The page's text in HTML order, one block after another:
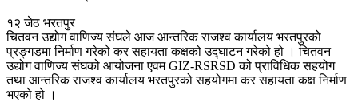
१२ जेठ भरतपुर
चितवन उद्योग वाणिज्य संघले आज आन्तरिक राजश्व कार्यालय भरतपुरको
प्रङ्गडमा निर्माण गरेको कर सहायता कक्षको उद्घाटन गरेको हो । चितवन
उद्योग वाणिज्य संघको आयोजना एवम GIZ-RSRSD को प्राविधिक सहयोग
तथा आन्तरिक राजश्व कार्यालय भरतपुरको सहयोगमा कर सहायता कक्ष निर्माण
भएको हो ।